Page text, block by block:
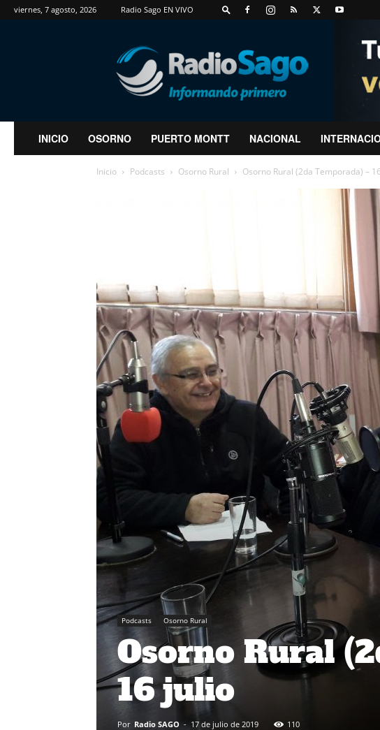
viernes, 7 agosto, 2026 Radio Sago EN VIVO
RadioSago
INICIO OSORNO PUERTO MONTT NACIONAL
Inicio Podcasts Osorno Rural Osorno Rural (2da Temporada) –
Podcasts Osorno Rural
Osorno Rural
16 julio
Por Radio SAGO - 17 de julio de 2019 110